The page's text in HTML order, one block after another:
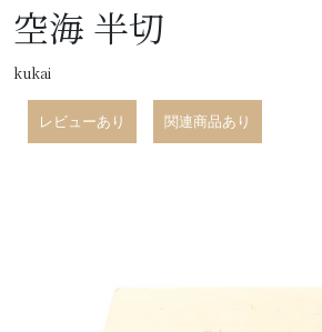
空海 半切
kukai
レビューあり 関連商品あり